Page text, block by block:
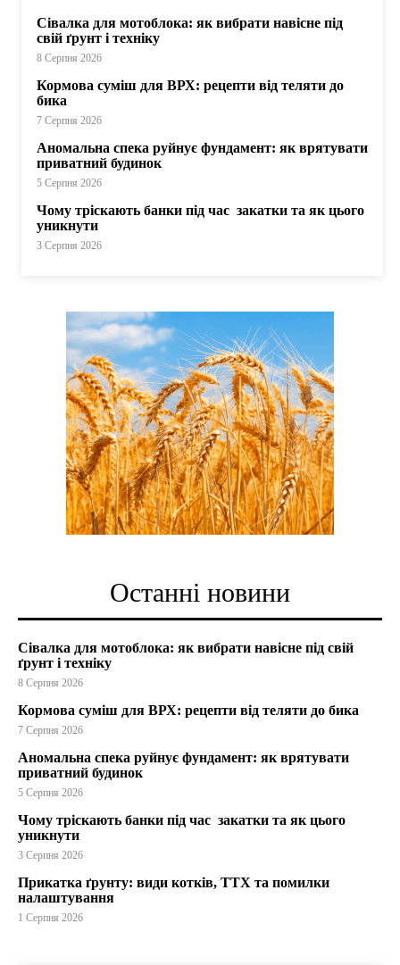
Сівалка для мотоблока: як вибрати навісне під
свій ґрунт і техніку
8 Серпня 2026
Кормова суміш для ВРХ: рецепти від теляти до
бика
7 Серпня 2026
Аномальна спека руйнує фундамент: як врятувати
приватний будинок
5 Серпня 2026
Чому тріскають банки під час закатки та як цього
уникнути
3 Серпня 2026
Останні новини
Сівалка для мотоблока: як вибрати навісне під свій
ґрунт і техніку
8 Серпня 2026
Кормова суміш для ВРХ: рецепти від теляти до бика
7 Серпня 2026
Аномальна спека руйнує фундамент: як врятувати
приватний будинок
5 Серпня 2026
Чому тріскають банки під час закатки та як цього
уникнути
3 Серпня 2026
Прикатка ґрунту: види котків, ТТХ та помилки
налаштування
1 Серпня 2026